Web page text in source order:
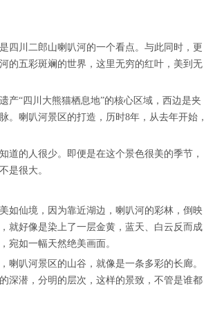
四川二郎山喇叭河的一个看点。与此同时，更
的五彩斑斓的世界，这里无穷的红叶，美到无
产“四川大熊猫栖息地”的核心区域，西边是夹
。喇叭河景区的打造，历时8年，从去年开始，
道的人很少。即便是在这个景色很美的季节，
是很大。
如仙境，因为靠近湖边，喇叭河的彩林，倒映
就好像是染上了一层金黄，蓝天、白云反而成
宛如一幅天然绝美画面。
喇叭河景区的山谷，就像是一条多彩的长廊。
深潜，分明的层次，这样的景致，不管是谁都